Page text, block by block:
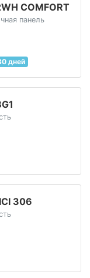
COMFORT
панель
дней
306